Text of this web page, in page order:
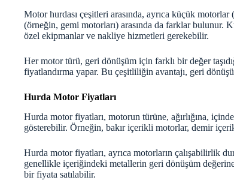
Motor hurdası çeşitleri arasında, ayrıca küçük
(örneğin, gemi motorları) arasında da farklar
özel ekipmanlar ve nakliye hizmetleri gerekebilir.
Her motor türü, geri dönüşüm için farklı bir değer
fiyatlandırma yapar. Bu çeşitliliğin avantajı, geri
Hurda Motor Fiyatları
Hurda motor fiyatları, motorun türüne, ağırlığına,
gösterebilir. Örneğin, bakır içerikli motorlar, demir
Hurda motor fiyatları, ayrıca motorların çalışabilirlik
genellikle içeriğindeki metallerin geri dönüşüm
bir fiyata satılabilir.